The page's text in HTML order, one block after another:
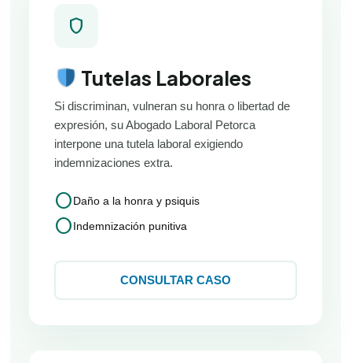
shield
Tutelas Laborales
Si discriminan, vulneran su honra o libertad de
expresión, su Abogado Laboral Petorca
interpone una tutela laboral exigiendo
indemnizaciones extra.
circleDaño a la honra y psiquis
circleIndemnización punitiva
CONSULTAR CASO